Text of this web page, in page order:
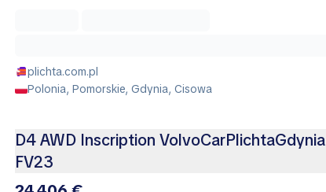
plichta.com.pl
Polonia, Pomorskie, Gdynia, Cisowa
D4 AWD Inscription VolvoCarPlichtaGdynia
FV23